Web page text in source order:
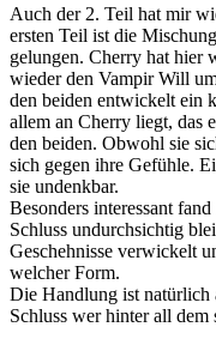
Auch der 2. Teil hat mir
ersten Teil ist die
gelungen. Cherry hat hier
wieder den Vampir Will
den beiden entwickelt ein
allem an Cherry liegt, das
den beiden. Obwohl sie
sich gegen ihre Gefühle.
sie undenkbar.
Besonders interessant
Schluss undurchsichtig
Geschehnisse verwickelt
welcher Form.
Die Handlung ist natürlich
Schluss wer hinter all